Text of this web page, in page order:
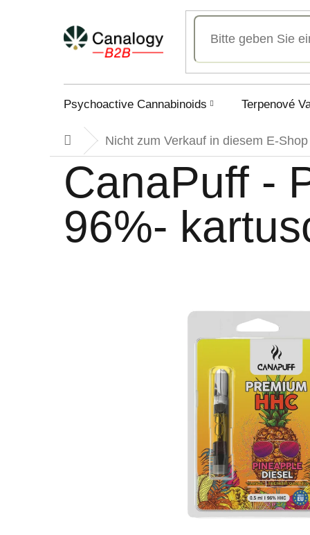
Psychoactive Cannabinoids Terpenové
StartseiteNicht zum Verkauf in diesem E-Shop
CanaPuff -
96%-